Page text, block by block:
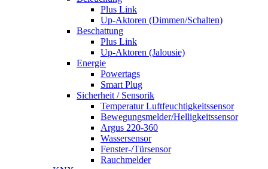
Plus Link
Up-Aktoren (Dimmen/Schalten)
Beschattung
Plus Link
Up-Aktoren (Jalousie)
Energie
Powertags
Smart Plug
Sicherheit / Sensorik
Temperatur Luftfeuchtigkeitssensor
Bewegungsmelder/Helligkeitssensor
Argus 220-360
Wassersensor
Fenster-/Türsensor
Rauchmelder